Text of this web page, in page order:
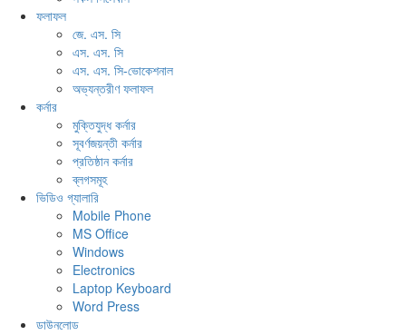
ফলাফল
জে. এস. সি
এস. এস. সি
এস. এস. সি-ভোকেশনাল
অভ্যন্তরীণ ফলাফল
কর্নার
মুক্তিযুদ্ধ কর্নার
সূবর্ণজয়ন্তী কর্নার
প্রতিষ্ঠান কর্নার
ব্লগসমূহ
ভিডিও গ্যালারি
Mobile Phone
MS Office
Windows
Electronics
Laptop Keyboard
Word Press
ডাউনলোড